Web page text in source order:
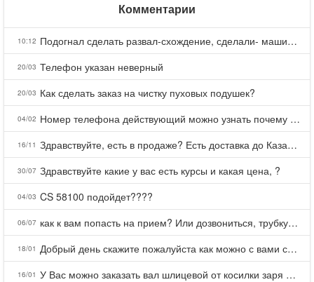
Комментарии
10:12 Подогнал сделать развал-схождение, сделали- машина уходит на право и колеса проверил все хорошо с атмосферами ужас как можно делать авто, не ужели не берегут свою репутацию, не советую.
20/03 Телефон указан неверный
20/03 Как сделать заказ на чистку пуховых подушек?
04/02 Номер телефона действующий можно узнать почему номер неправельный
16/11 Здравствуйте, есть в продаже? Есть доставка до Казани?
30/07 Здравствуйте какие у вас есть курсы и какая цена, ?
04/03 CS 58100 подойдет????
06/07 как к вам попасть на прием? Или дозвониться, трубку не берете.
18/01 Добрый день скажите пожалуйста как можно с вами связаться . Телефон не отвечает .Заказала кухню в тц Хороший есть претензии а менеджер контактов не дает .Что делать?
16/01 У Вас можно заказать вал шлицевой от косилки заря для мтз, который соединяет мотоблок с косилкой.?